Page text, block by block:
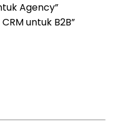
Agency”
untuk B2B”